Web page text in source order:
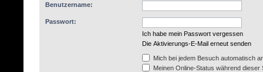
Benutzername:
Passwort:
Ich habe mein Passwort vergessen
Die Aktivierungs-E-Mail erneut senden
Mich bei jedem Besuch automatisch
Meinen Online-Status während dieser